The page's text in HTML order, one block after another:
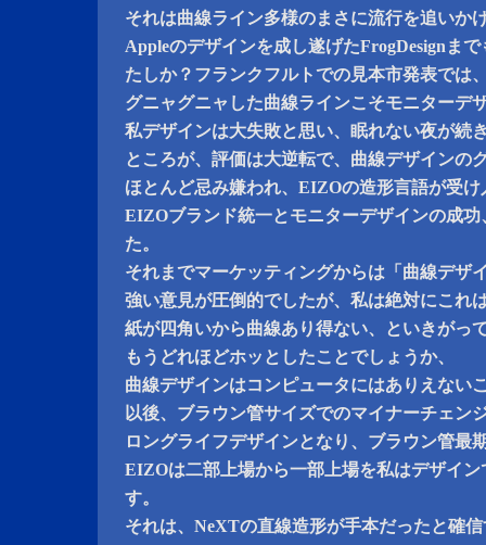
それは曲線ライン多様のまさに流行を追いか
Appleのデザインを成し遂げたFrogDesignま
たしか？フランクフルトでの見本市発表では
グニャグニャした曲線ラインこそモニターデ
私デザインは大失敗と思い、眠れない夜が続
ところが、評価は大逆転で、曲線デザインの
ほとんど忌み嫌われ、EIZOの造形言語が受
EIZOブランド統一とモニターデザインの成
た。
それまでマーケッティングからは「曲線デザ
強い意見が圧倒的でしたが、私は絶対にこれ
紙が四角いから曲線あり得ない、といきがっ
もうどれほどホッとしたことでしょうか、
曲線デザインはコンピュータにはありえない
以後、ブラウン管サイズでのマイナーチェン
ロングライフデザインとなり、ブラウン管最
EIZOは二部上場から一部上場を私はデザイ
す。
それは、NeXTの直線造形が手本だったと確